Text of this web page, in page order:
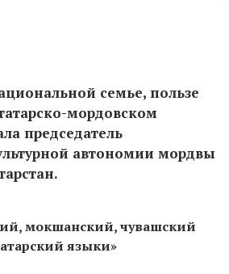
семье, пользе
мордовском
председатель
автономии мордвы
мокшанский, чувашский
языки»